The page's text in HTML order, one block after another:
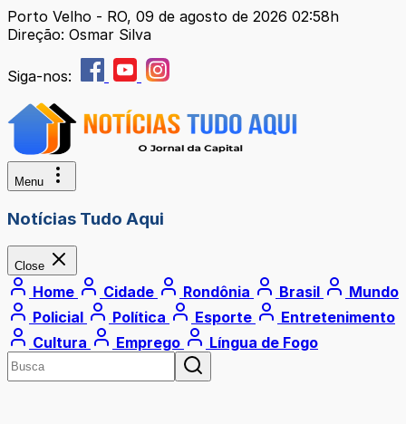
Porto Velho - RO, 09 de agosto de 2026 02:58h
Direção: Osmar Silva
Siga-nos:
Menu
Notícias Tudo Aqui
Close
Home Cidade Rondônia Brasil
Mundo
Policial
Política Esporte
Entretenimento
Cultura
Emprego Língua de Fogo